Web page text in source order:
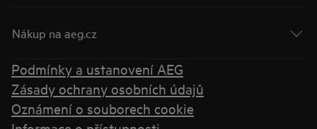
Nákup na aeg.cz
Podmínky a ustanovení AEG
Zásady ochrany osobních údajů
Oznámení o souborech cookie